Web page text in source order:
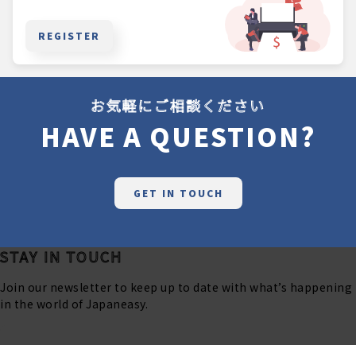
REGISTER
お気軽にご相談ください
HAVE A QUESTION?
GET IN TOUCH
STAY IN TOUCH
Join our newsletter to keep up to date with what’s happening
in the world of Japaneasy.